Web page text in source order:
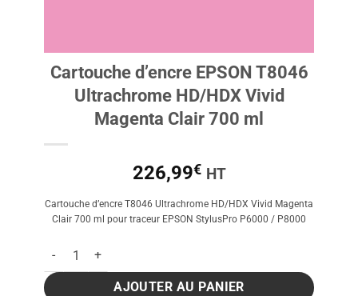
Cartouche d’encre EPSON T8046
Ultrachrome HD/HDX Vivid
Magenta Clair 700 ml
226,99€ HT
Cartouche d’encre T8046 Ultrachrome HD/HDX Vivid Magenta
Clair 700 ml pour traceur EPSON StylusPro P6000 / P8000
quantité de Cartouche d'encre EPSON T8046 Ultrachrome
AJOUTER AU PANIER